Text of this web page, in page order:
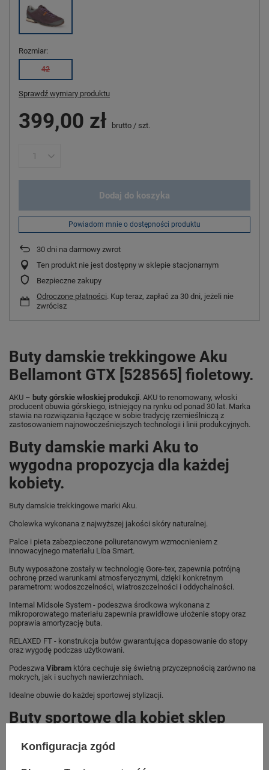
Rozmiar
42
Sprawdź wymiary produktu
399,00 zł brutto / szt.
Dodaj do koszyka
Powiadom mnie o dostępności produktu
30 dni na darmowy zwrot
Ten produkt nie jest dostępny w sklepie stacjonarnym
Bezpieczne zakupy
Odroczone płatności. Kup teraz, zapłać za 30 dni, jeżeli nie
zwrócisz
Buty damskie trekkingowe Aku
Bellamont GTX [528565] fioletowy.
AKU – buty górskie włoskiej produkcji. AKU to renomowany, włoski
producent obuwia górskiego, istniejący na rynku od ponad 30 lat. Marka
stawia na rozwiązania łączące w sobie tradycję rzemieślniczą z
zastosowaniem najnowocześniejszych technologii i linii produkcyjnych.
Buty damskie marki Aku to
wygodna propozycja dla każdej
kobiety.
Buty damskie trekkingowe marki Aku.
Cholewka wykonana z najwyższej jakości skóry naturalnej.
Palce i pieta zabezpieczone poliuretanowym wzmocnieniem z
innowacyjnego materiału Liba Smart.
Buty wyposażone zostały w technologię Gore-tex, zapewnia potrójną
ochronę przed warunkami atmosferycznymi, dzięki konkretnym
parametrom: wodoszczelności, wiatroszczelności i oddychalności.
Internal Midsole System - podeszwa środkowa wykonana z
mikroporowatego materiału zapewnia prawidłowe ułożenie stopy oraz
poprawia amortyzację buta.
RELAXED FT - konstrukcja butów gwarantująca dopasowanie do stopy
oraz wygodę podczas użytkowani.
Podeszwa Vibram która cechuje się świetną przyczepnością zarówno na
mokrych, jak i suchych nawierzchniach.
Idealne obuwie do każdej sportowej stylizacji.
Buty sportowe dla kobiet sklep
Konfiguracja zgód